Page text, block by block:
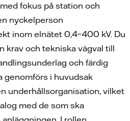
fokus på station och
nyckelperson
inom elnätet 0,4–400 kV. Du
krav och tekniska vägval till
och färdig
genomförs i huvudsak
underhållsorganisation, vilket
med de som ska